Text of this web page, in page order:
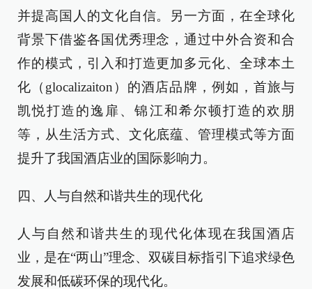
并提高国人的文化自信。另一方面，在全球化
背景下借鉴各国优秀理念，通过中外合资和合
作的模式，引入和打造更加多元化、全球本土
化（glocalizaiton）的酒店品牌，例如，首旅与
凯悦打造的逸扉、锦江和希尔顿打造的欢朋
等，从生活方式、文化底蕴、管理模式等方面
提升了我国酒店业的国际影响力。
四、人与自然和谐共生的现代化
人与自然和谐共生的现代化体现在我国酒店
业，是在“两山”理念、双碳目标指引下追求绿色
发展和低碳环保的现代化。